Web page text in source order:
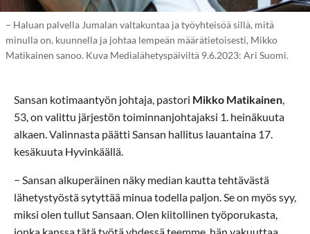
− Haluan palvella Jumalan valtakuntaa ja työyhteisöä sillä, mitä
minulla on, kuunnella ja johtaa lempeän määrätietoisesti, Mikko
Matikainen sanoo. Kuva Medialähetyspäiviltä 9.6.2023: Ari Suomi.
Sansan kotimaantyön johtaja, pastori Mikko Matikainen,
53, on valittu järjestön toiminnanjohtajaksi 1. heinäkuuta
alkaen. Valinnasta päätti Sansan hallitus lauantaina 17.
kesäkuuta Hyvinkäällä.
− Sansan alkuperäinen näky median kautta tehtävästä
lähetystyöstä sytyttää minua todella paljon. Se on myös syy,
miksi olen tullut Sansaan. Olen kiitollinen työporukasta,